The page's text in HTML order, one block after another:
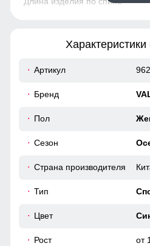
Артикул
Бренд
Пол
Сезон
Страна производителя
Тип
Цвет
Рост от